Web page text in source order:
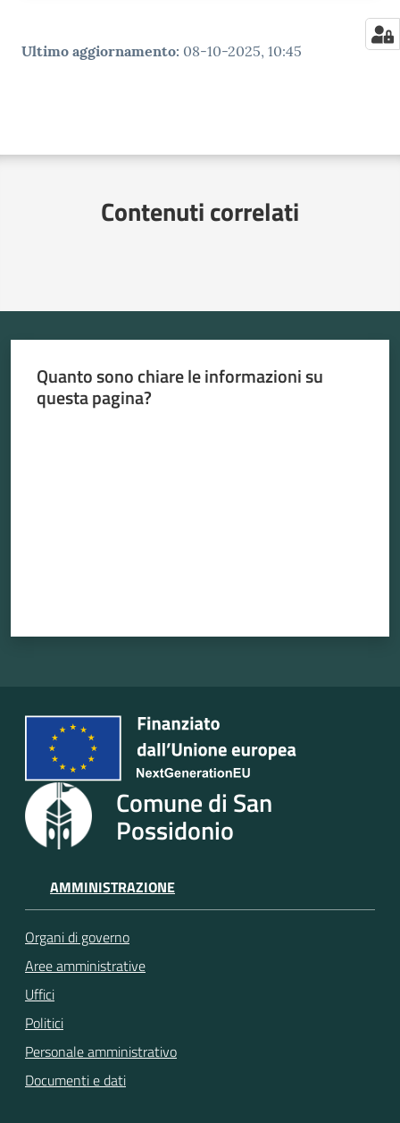
Ultimo aggiornamento: 08-10-2025, 10:45
Contenuti correlati
Quanto sono chiare le informazioni su
questa pagina?
Comune di San
Possidonio
AMMINISTRAZIONE
Organi di governo
Aree amministrative
Uffici
Politici
Personale amministrativo
Documenti e dati